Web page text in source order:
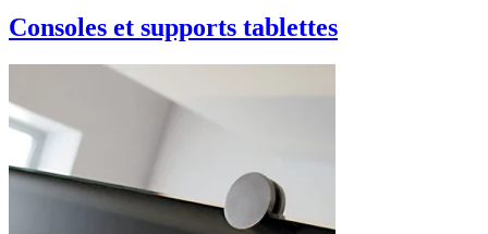
Consoles et supports tablettes